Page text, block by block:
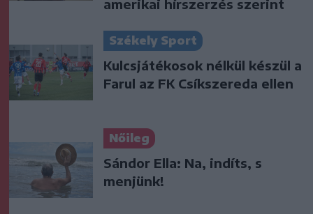
amerikai hírszerzés szerint
Székely Sport
Kulcsjátékosok nélkül készül a
Farul az FK Csíkszereda ellen
Nőileg
Sándor Ella: Na, indíts, s
menjünk!